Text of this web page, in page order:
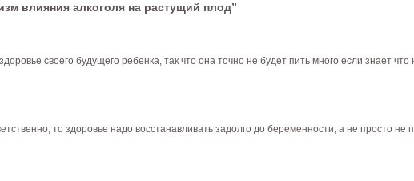
влияния алкоголя на растущий плод”
своего будущего ребенка, так что она точно не будет пить много если знает что
то здоровье надо восстанавливать задолго до беременности, а не просто не